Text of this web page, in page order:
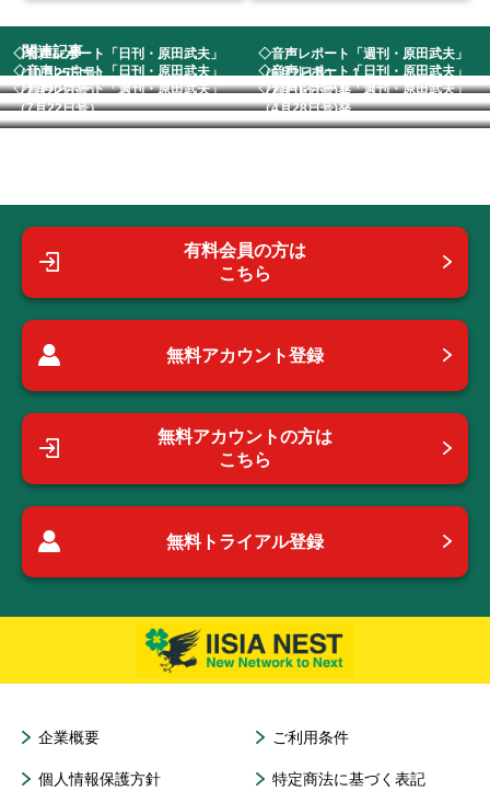
関連記事
◇音声レポート「日刊・原田武夫」
（10月25日号）...
◇音声レポート「週刊・原田武夫」
（6月2日号） 1...
◇音声レポート「日刊・原田武夫」
（2月22日号） ...
◇音声レポート「日刊・原田武夫」
（2月16日号)発...
◇音声レポート「週刊・原田武夫」
（7月22日号） ...
◇音声レポート「週刊・原田武夫」
（4月28日号)発...
有料会員の方は
こちら
無料アカウント登録
無料アカウントの方は
こちら
無料トライアル登録
企業概要 ご利用条件
個人情報保護方針 特定商法に基づく表記